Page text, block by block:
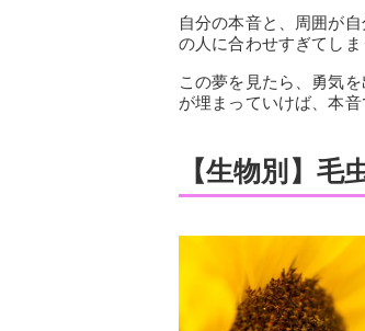
自分の本音と、周囲が
の人に合わせすぎてし
この夢を見たら、勇気
が埋まっていけば、本
【生物別】毛